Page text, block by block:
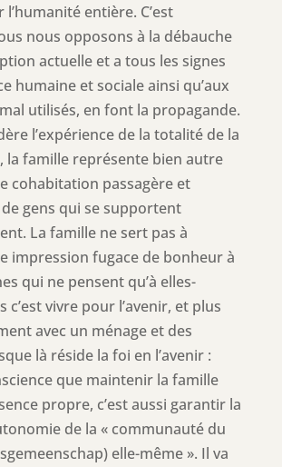
entière. C’est
nous opposons à la débauche
actuelle et a tous les signes
humaine et sociale ainsi qu’aux
utilisés, en font la propagande.
l’expérience de la totalité de la
la famille représente bien autre
cohabitation passagère et
gens qui se supportent
La famille ne sert pas à
impression fugace de bonheur à
qui ne pensent qu’à elles-
c’est vivre pour l’avenir, et plus
avec un ménage et des
là réside la foi en l’avenir :
que maintenir la famille
propre, c’est aussi garantir la
de la « communauté du
elle-même ». Il va